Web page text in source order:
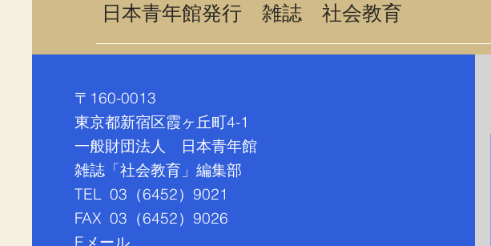
​日本青年館発行 雑誌 社会教育
〒160-0013
東京都新宿区霞ヶ丘町4-1
一般財団法人 日本青年館
雑誌「社会教育」編集部
TEL 03（6452）9021
FAX 03（6452）9026
​Eメール